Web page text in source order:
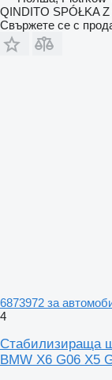
QINDITO SPÓŁKA
Свържете се с
6873972 за
4
Стабилизираща
BMW X6 G06 X5